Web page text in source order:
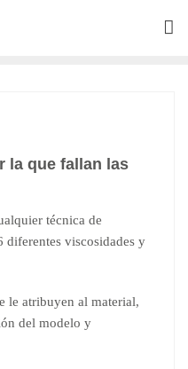
la que fallan las
técnica de
diferentes viscosidades y
le atribuyen al material,
del modelo y